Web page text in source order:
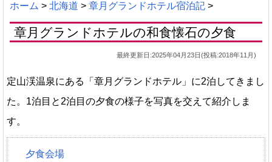
ホーム > 北海道 > 章月グランドホテル宿泊記 >
章月グランドホテルの和食懐石の夕食
最終更新日:2025年04月23日(投稿:2018年11月)
定山渓温泉にある「章月グランドホテル」に2泊してきまし
た。1泊目と2泊目の夕食の様子を写真を交えて紹介しま
す。
夕食会場